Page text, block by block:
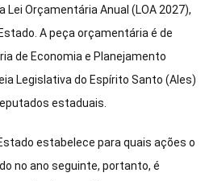
Lei Orçamentária Anual (LOA 2027),
A peça orçamentária é de
de Economia e Planejamento
Legislativa do Espírito Santo (Ales)
estaduais.
estabelece para quais ações o
no ano seguinte, portanto, é